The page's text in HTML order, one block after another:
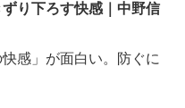
り下ろす快感｜中野信
感」が面白い。防ぐに